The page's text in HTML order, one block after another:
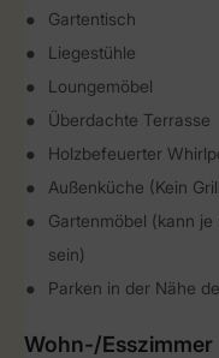
Gartentisch
Liegestühle
Loungemöbel
Überdachte Terrasse
Holzbefeuerter
Außenküche (Kein
Gartenmöbel (kann
sein)
Parken in der Nähe
Wohn-/Esszimmer